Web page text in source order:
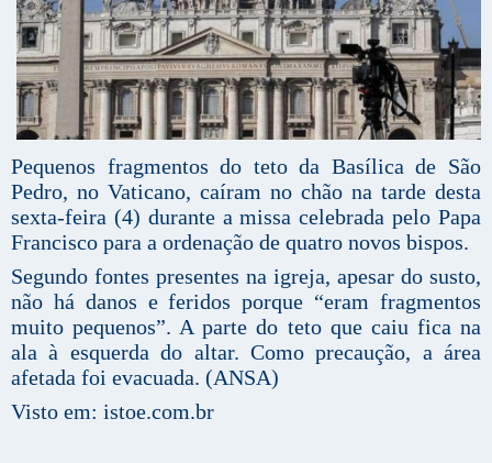
Pequenos fragmentos do teto da Basílica de São
Pedro, no Vaticano, caíram no chão na tarde desta
sexta-feira (4) durante a missa celebrada pelo Papa
Francisco para a ordenação de quatro novos bispos.
Segundo fontes presentes na igreja, apesar do susto,
não há danos e feridos porque “eram fragmentos
muito pequenos”. A parte do teto que caiu fica na
ala à esquerda do altar. Como precaução, a área
afetada foi evacuada. (ANSA)
Visto em: istoe.com.br